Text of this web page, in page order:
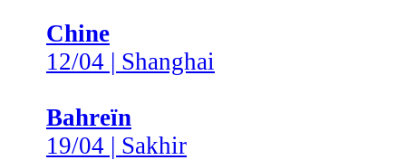
Chine
12/04 | Shanghai
Bahreïn
19/04 | Sakhir